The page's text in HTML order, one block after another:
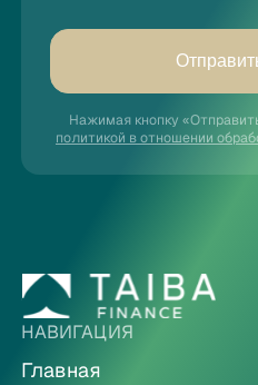
Нажимая кнопку
политикой в отношении
НАВИГАЦИЯ
Главная